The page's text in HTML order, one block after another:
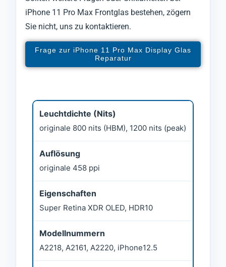
iPhone 11 Pro Max Frontglas bestehen, zögern
Sie nicht, uns zu kontaktieren.
Frage zur iPhone 11 Pro Max Display Glas
Reparatur
Leuchtdichte (Nits)
originale 800 nits (HBM), 1200 nits (peak)
Auflösung
originale 458 ppi
Eigenschaften
Super Retina XDR OLED, HDR10
Modellnummern
A2218, A2161, A2220, iPhone12.5